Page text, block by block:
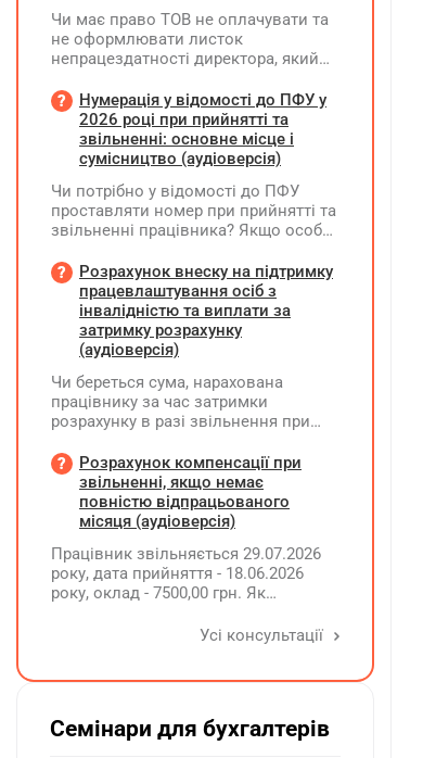
Чи має право ТОВ не оплачувати та
не оформлювати листок
непрацездатності директора, який
збереження заробітної плати під час
призупинення діяльності
підприємства?
Нумерація у відомості до ПФУ у
2026 році при прийнятті та
звільненні: основне місце і
сумісництво (аудіоверсія)
Чи потрібно у відомості до ПФУ
проставляти номер при прийнятті та
звільненні працівника? Якщо особа
місцем роботи та за сумісництвом,
чи рахується це як два роботодавці?
Розрахунок внеску на підтримку
працевлаштування осіб з
інвалідністю та виплати за
затримку розрахунку
(аудіоверсія)
Чи береться сума, нарахована
працівнику за час затримки
розрахунку в разі звільнення при
заробітної плати (винагороди), для
розрахунку внеску на підтримку
працевлаштування осіб з
інвалідністю?
Розрахунок компенсації при
звільненні, якщо немає
повністю відпрацьованого
місяця (аудіоверсія)
Працівник звільняється 29.07.2026
року, дата прийняття - 18.06.2026
року, оклад - 7500,00 грн. Як
невикористаних днів відпустки при
Усі консультації
Семінари для бухгалтерів